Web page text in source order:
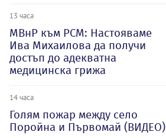
13 часа
МВнР към РСМ: Настояваме
Ива Михаилова да получи
достъп до адекватна
медицинска грижа
14 часа
Голям пожар между село
Поройна и Първомай (ВИДЕО)